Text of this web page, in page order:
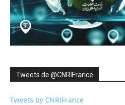
Tweets de ‎@CNRIFrance
Tweets by CNRIFrance